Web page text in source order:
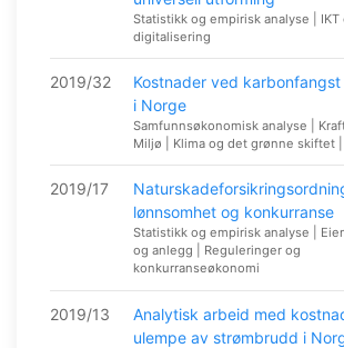
Statistikk og empirisk analyse | IKT
digitalisering
2019/32
Kostnader ved
i Norge
Samfunnsøkonomisk analyse |
Miljø | Klima og det grønne skiftet
2019/17
lønnsomhet og konkurranse
Statistikk og empirisk analyse |
og anlegg | Reguleringer og
konkurranseøkonomi
2019/13
Analytisk arbeid med
ulempe av strømbrudd i